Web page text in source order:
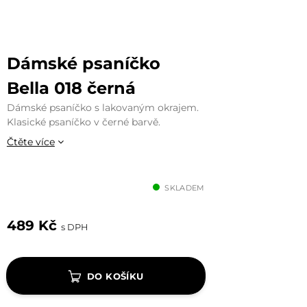
Dámské psaníčko
Bella 018 černá
Dámské psaníčko s lakovaným okrajem.
Klasické psaníčko v černé barvě.
Čtěte více
SKLADEM
489 Kč s DPH
DO KOŠÍKU